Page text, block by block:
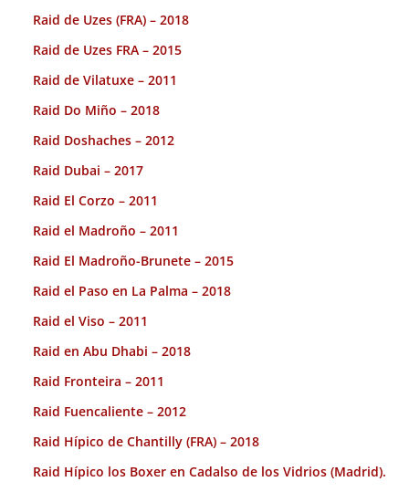
Raid de Uzes (FRA) – 2018
Raid de Uzes FRA – 2015
Raid de Vilatuxe – 2011
Raid Do Miño – 2018
Raid Doshaches – 2012
Raid Dubai – 2017
Raid El Corzo – 2011
Raid el Madroño – 2011
Raid El Madroño-Brunete – 2015
Raid el Paso en La Palma – 2018
Raid el Viso – 2011
Raid en Abu Dhabi – 2018
Raid Fronteira – 2011
Raid Fuencaliente – 2012
Raid Hípico de Chantilly (FRA) – 2018
Raid Hípico los Boxer en Cadalso de los Vidrios (Madrid).